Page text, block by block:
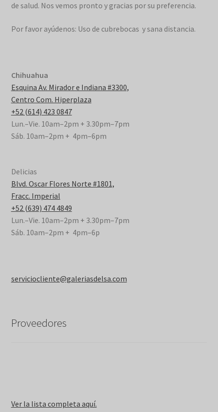
de salud. Nos vemos pronto y gracias por su preferencia.
Por favor ayúdenos: Uso de cubrebocas y sana distancia.
Chihuahua
Esquina Av. Mirador e Indiana #3300,
Centro Com. Hiperplaza
+52 (614) 423 0847
Lun.–Vie. 10am–2pm + 3.30pm–7pm
Sáb. 10am–2pm + 4pm–6pm
Delicias
Blvd. Oscar Flores Norte #1801,
Fracc. Imperial
+52 (639) 474 4849
Lun.–Vie. 10am–2pm + 3.30pm–7pm
Sáb. 10am–2pm + 4pm–6p
serviciocliente@galeriasdelsa.com
Proveedores
Ver la lista completa aquí.